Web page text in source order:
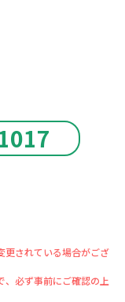
更されている場合がござ
、必ず事前にご確認の上